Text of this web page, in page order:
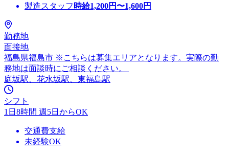
製造スタッフ 時給1,200円〜1,600円
勤務地
面接地
福島県福島市 ※こちらは募集エリアとなります。実際の勤
務地は面談時にご相談ください。
庭坂駅、花水坂駅、東福島駅
シフト
1日8時間 週5日からOK
交通費支給
未経験OK